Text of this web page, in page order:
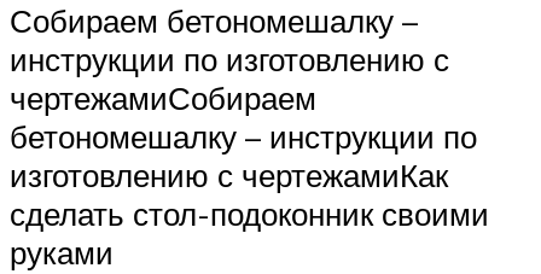
Собираем бетономешалку –
инструкции по изготовлению с
чертежамиСобираем
бетономешалку – инструкции по
изготовлению с чертежамиКак
сделать стол-подоконник своими
руками